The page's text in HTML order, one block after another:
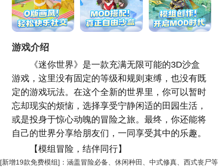
游戏介绍
《迷你世界》是一款充满无限可能的3D沙盒
游戏，这里没有固定的等级和规则束缚，也没有既
定的游戏玩法。在这个全新的世界里，你可以暂时
忘却现实的烦恼，选择享受宁静闲适的田园生活，
或是投身于惊心动魄的冒险之旅。最终，你还能将
自己的世界分享给朋友们，一同享受其中的乐趣。
【模组冒险，结伴同行】
[新增19款免费模组]：涵盖冒险必备、休闲种田、中式修真、西式丧尸等